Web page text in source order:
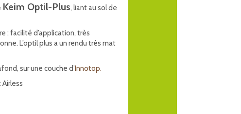
Keim Optil-Plus, liant au sol de
: facilité d’application, très
L’optil plus a un rendu très mat
sur une couche d’Innotop.